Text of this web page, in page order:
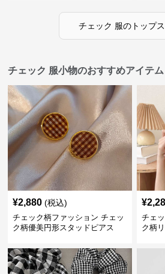
チェック 服のトップス
チェック 服小物のおすすめアイテム
¥2,880 (税込)
チェック柄ファッション チェッ
ク柄優美円形スタッドピアス
¥
チェ
ク柄